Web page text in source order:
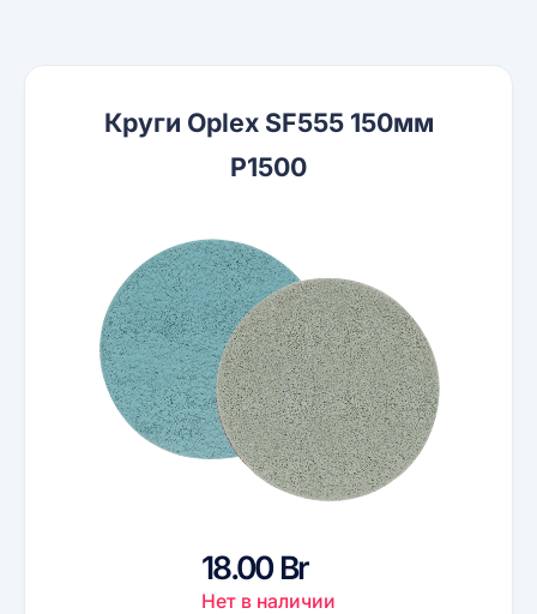
Круги Oplex SF555 150мм
P1500
18.00 Br
Нет в наличии